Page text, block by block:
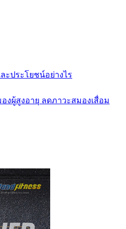
ะประโยชน์อย่างไร
งผู้สูงอายุ ลดภาวะสมองเสื่อม